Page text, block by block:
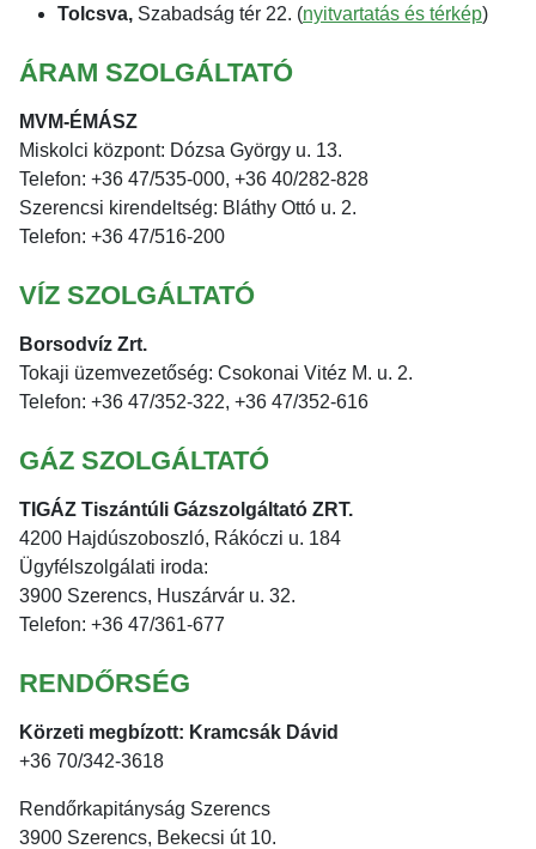
Tolcsva, Szabadság tér 22. (nyitvartatás és térkép)
ÁRAM SZOLGÁLTATÓ
MVM-ÉMÁSZ
Miskolci központ: Dózsa György u. 13.
Telefon: +36 47/535-000, +36 40/282-828
Szerencsi kirendeltség: Bláthy Ottó u. 2.
Telefon: +36 47/516-200
VÍZ SZOLGÁLTATÓ
Borsodvíz Zrt.
Tokaji üzemvezetőség: Csokonai Vitéz M. u. 2.
Telefon: +36 47/352-322, +36 47/352-616
GÁZ SZOLGÁLTATÓ
TIGÁZ Tiszántúli Gázszolgáltató ZRT.
4200 Hajdúszoboszló, Rákóczi u. 184
Ügyfélszolgálati iroda:
3900 Szerencs, Huszárvár u. 32.
Telefon: +36 47/361-677
RENDŐRSÉG
Körzeti megbízott: Kramcsák Dávid
+36 70/342-3618
Rendőrkapitányság Szerencs
3900 Szerencs, Bekecsi út 10.